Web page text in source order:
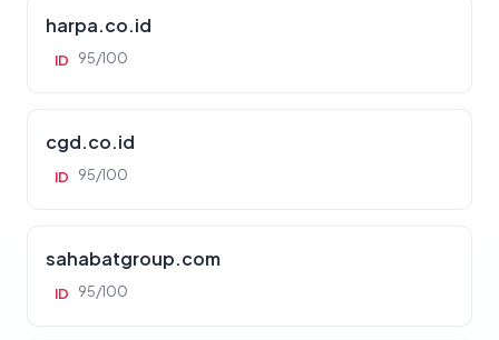
harpa.co.id
ID 95/100
cgd.co.id
ID 95/100
sahabatgroup.com
ID 95/100